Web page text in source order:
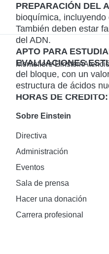
PREPARACIÓN DEL
bioquímica,
También deben estar
del ADN.
APTO PARA
EVALUACIONES
del bloque, con un
estructura de ácidos
HORAS DE CREDITO:
Montefiore Einstein
Sobre Einstein
Directiva
Administración
Eventos
Sala de prensa
Hacer una donación
Carrera profesional